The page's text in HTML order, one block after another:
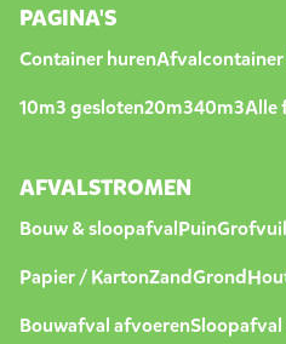
PAGINA'S
Container huren
10m3 gesloten20m340m3Alle
AFVALSTROMEN
Bouw & sloopafvalPuinGrofvuil
Papier / KartonZandGrond
Bouwafval afvoeren